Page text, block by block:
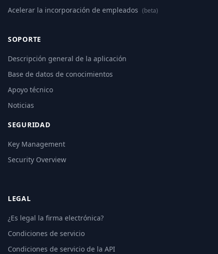
Acelerar la incorporación de empleados (beta)
SOPORTE
Descripción general de la aplicación
Base de datos de conocimientos
Apoyo técnico
Noticias
SEGURIDAD
Key Management
Security Overview
LEGAL
¿Es legal la firma electrónica?
Condiciones de servicio
Condiciones de servicio de la API